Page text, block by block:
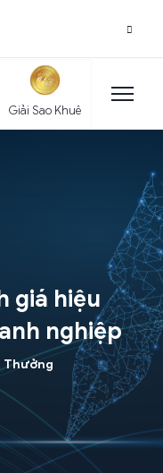
Giải Sao Khuê
giá hiệu
nghiệp
Thưởng